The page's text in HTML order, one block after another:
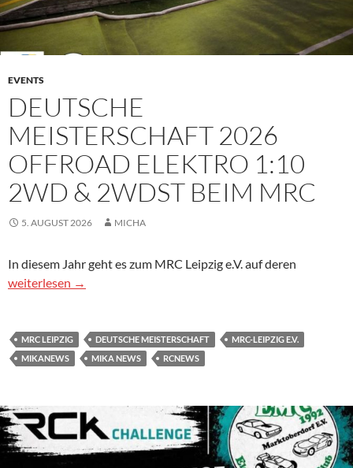
EVENTS
DEUTSCHE
MEISTERSCHAFT 2026
OFFROAD ELEKTRO 1:10
2WD & 2WDST BEIM MRC
5. AUGUST 2026 MICHA
In diesem Jahr geht es zum MRC Leipzig e.V. auf deren
Deutsche Meisterschaft 2026 Offroad Elektro 1:10 2WD &
weiterlesen →
MRC LEIPZIG DEUTSCHE MEISTERSCHAFT
MRC-LEIPZIG E.V.
MIKANEWS
MIKA NEWS RCNEWS